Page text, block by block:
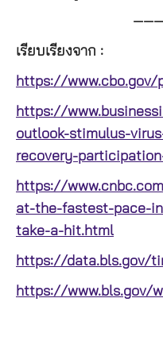
เรียบเรียงจาก :
https://
https://
outlook-stimulus-
recovery-
https://
at-the-fastest-pace-
take-a-hit.html
https://data.bls.gov/
https://www.bls.gov/